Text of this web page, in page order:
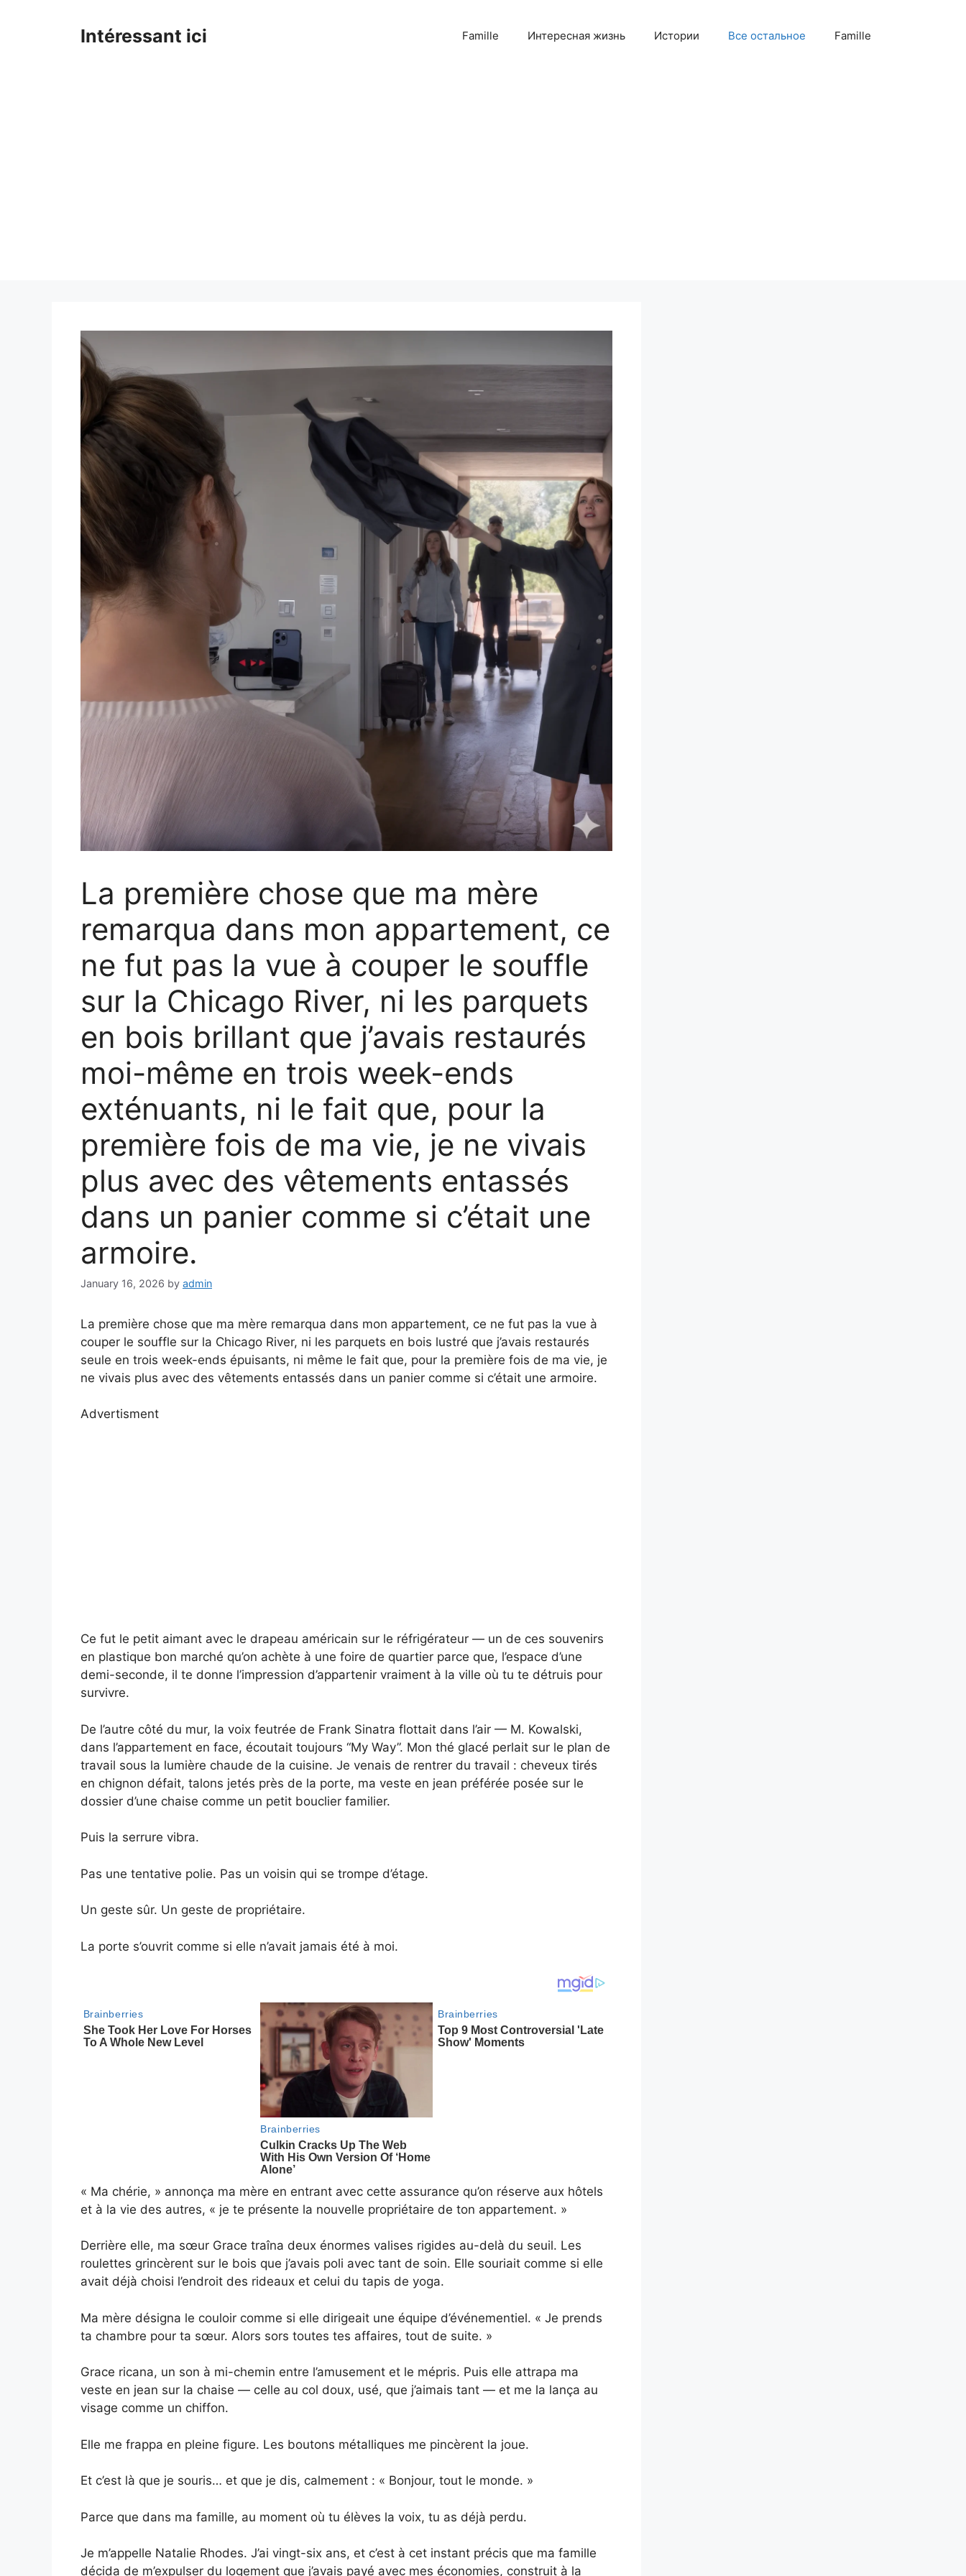
Intéressant ici Famille Интересная жизнь Истории Все остальное Famille
La première chose que ma mère
remarqua dans mon appartement, ce
ne fut pas la vue à couper le souffle
sur la Chicago River, ni les parquets
en bois brillant que j’avais restaurés
moi-même en trois week-ends
exténuants, ni le fait que, pour la
première fois de ma vie, je ne vivais
plus avec des vêtements entassés
dans un panier comme si c’était une
armoire.
January 16, 2026 by admin
La première chose que ma mère remarqua dans mon appartement, ce ne fut pas la vue à
couper le souffle sur la Chicago River, ni les parquets en bois lustré que j’avais restaurés
seule en trois week-ends épuisants, ni même le fait que, pour la première fois de ma vie, je
ne vivais plus avec des vêtements entassés dans un panier comme si c’était une armoire.
Advertisment
Ce fut le petit aimant avec le drapeau américain sur le réfrigérateur — un de ces souvenirs
en plastique bon marché qu’on achète à une foire de quartier parce que, l’espace d’une
demi-seconde, il te donne l’impression d’appartenir vraiment à la ville où tu te détruis pour
survivre.
De l’autre côté du mur, la voix feutrée de Frank Sinatra flottait dans l’air — M. Kowalski,
dans l’appartement en face, écoutait toujours “My Way”. Mon thé glacé perlait sur le plan de
travail sous la lumière chaude de la cuisine. Je venais de rentrer du travail : cheveux tirés
en chignon défait, talons jetés près de la porte, ma veste en jean préférée posée sur le
dossier d’une chaise comme un petit bouclier familier.
Puis la serrure vibra.
Pas une tentative polie. Pas un voisin qui se trompe d’étage.
Un geste sûr. Un geste de propriétaire.
La porte s’ouvrit comme si elle n’avait jamais été à moi.
« Ma chérie, » annonça ma mère en entrant avec cette assurance qu’on réserve aux hôtels
et à la vie des autres, « je te présente la nouvelle propriétaire de ton appartement. »
Derrière elle, ma sœur Grace traîna deux énormes valises rigides au-delà du seuil. Les
roulettes grincèrent sur le bois que j’avais poli avec tant de soin. Elle souriait comme si elle
avait déjà choisi l’endroit des rideaux et celui du tapis de yoga.
Ma mère désigna le couloir comme si elle dirigeait une équipe d’événementiel. « Je prends
ta chambre pour ta sœur. Alors sors toutes tes affaires, tout de suite. »
Grace ricana, un son à mi-chemin entre l’amusement et le mépris. Puis elle attrapa ma
veste en jean sur la chaise — celle au col doux, usé, que j’aimais tant — et me la lança au
visage comme un chiffon.
Elle me frappa en pleine figure. Les boutons métalliques me pincèrent la joue.
Et c’est là que je souris… et que je dis, calmement : « Bonjour, tout le monde. »
Parce que dans ma famille, au moment où tu élèves la voix, tu as déjà perdu.
Je m’appelle Natalie Rhodes. J’ai vingt-six ans, et c’est à cet instant précis que ma famille
décida de m’expulser du logement que j’avais payé avec mes économies, construit à la